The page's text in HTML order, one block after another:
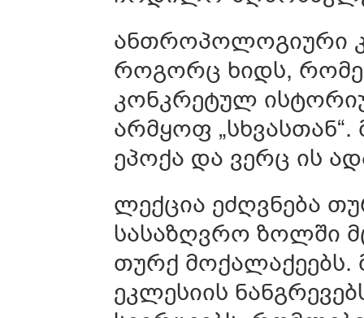
ანთროპოლოგიური
როგორც ხიდს,
კონკრეტულ
არმყოფ
ეპოქა და ვერც ის
ლექცია ეძღვნება
სასაზღვრო ზოლში
თურქ მოქალაქეებს.
ეკლესიის